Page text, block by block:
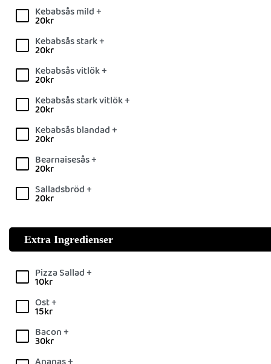
Kebabsås mild +
20kr
Kebabsås stark +
20kr
Kebabsås vitlök +
20kr
Kebabsås stark vitlök +
20kr
Kebabsås blandad +
20kr
Bearnaisesås +
20kr
Salladsbröd +
20kr
Extra Ingredienser
Pizza Sallad +
10kr
Ost +
15kr
Bacon +
30kr